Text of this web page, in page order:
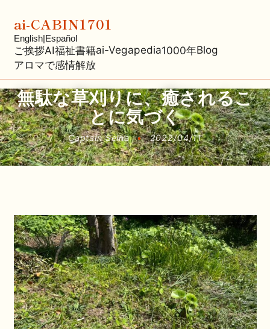
ai-CABIN1701
English|Español
ご挨拶AI福祉書籍ai-Vegapedia1000年Blog
アロマで感情解放
無駄な草刈りに、癒されるこ
とに気づく
Captain Seina • 2022/04/11